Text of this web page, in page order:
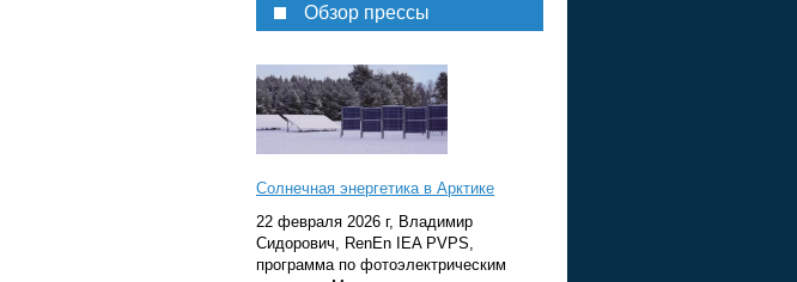
Обзор прессы
Солнечная энергетика в Арктике
22 февраля 2026 г, Владимир
Сидорович, RenEn IEA PVPS,
программа по фотоэлектрическим